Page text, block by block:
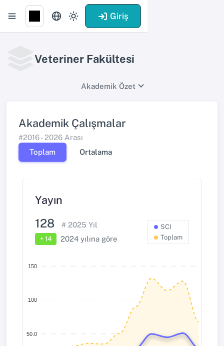
Giriş
Veteriner Fakültesi
Akademik Özet
Akademik Çalışmalar
#2016 - 2026 Arası
Toplam
Ortalama
Yayın
128 # 2025 Yıl
+ 14 2024 yılına göre
SCI
Toplam
150
100
50.0